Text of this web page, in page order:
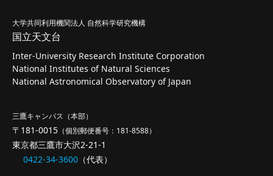
大学共同利用機関法人 自然科学研究機構
国立天文台
Inter-University Research Institute Corporation
National Institutes of Natural Sciences
National Astronomical Observatory of Japan
三鷹キャンパス（本部）
〒181-0015 （個別郵便番号：181-8588）
東京都三鷹市大沢2-21-1
0422-34-3600 （代表）